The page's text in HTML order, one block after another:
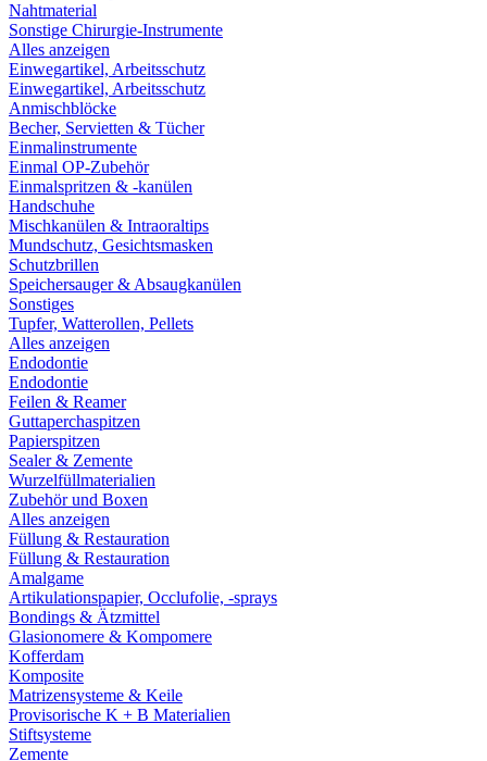
Nahtmaterial
Sonstige Chirurgie-Instrumente
Alles anzeigen
Einwegartikel, Arbeitsschutz
Einwegartikel, Arbeitsschutz
Anmischblöcke
Becher, Servietten & Tücher
Einmalinstrumente
Einmal OP-Zubehör
Einmalspritzen & -kanülen
Handschuhe
Mischkanülen & Intraoraltips
Mundschutz, Gesichtsmasken
Schutzbrillen
Speichersauger & Absaugkanülen
Sonstiges
Tupfer, Watterollen, Pellets
Alles anzeigen
Endodontie
Endodontie
Feilen & Reamer
Guttaperchaspitzen
Papierspitzen
Sealer & Zemente
Wurzelfüllmaterialien
Zubehör und Boxen
Alles anzeigen
Füllung & Restauration
Füllung & Restauration
Amalgame
Artikulationspapier, Occlufolie, -sprays
Bondings & Ätzmittel
Glasionomere & Kompomere
Kofferdam
Komposite
Matrizensysteme & Keile
Provisorische K + B Materialien
Stiftsysteme
Zemente